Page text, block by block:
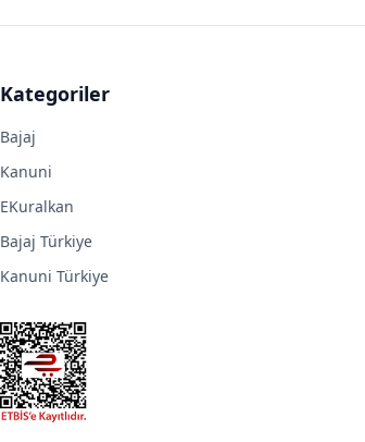
Kategoriler
Bajaj
Kanuni
EKuralkan
Bajaj Türkiye
Kanuni Türkiye